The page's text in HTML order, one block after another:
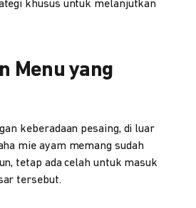
khusus untuk melanjutkan
Menu yang
keberadaan pesaing, di luar
mie ayam memang sudah
tetap ada celah untuk masuk
tersebut.